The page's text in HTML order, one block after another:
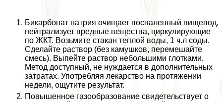
Бикарбонат натрия очищает воспаленный пищевод,
нейтрализует вредные вещества, циркулирующие
по ЖКТ. Возьмите стакан теплой воды, 1 ч.л соды.
Сделайте раствор (без камушков, перемешайте
смесь). Выпейте раствор небольшими глотками.
Метод доступный, не нуждается в дополнительных
затратах. Употрeбляя лекарство на протяжении
недели, ощутите результат.
Повышенное газообразование свидетельствует о